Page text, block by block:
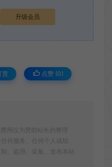
升级会员
赏 点赞 (0)
用仅为赞助站长的整理
何服务。任何个人或组
、盗用、采集、发布本站